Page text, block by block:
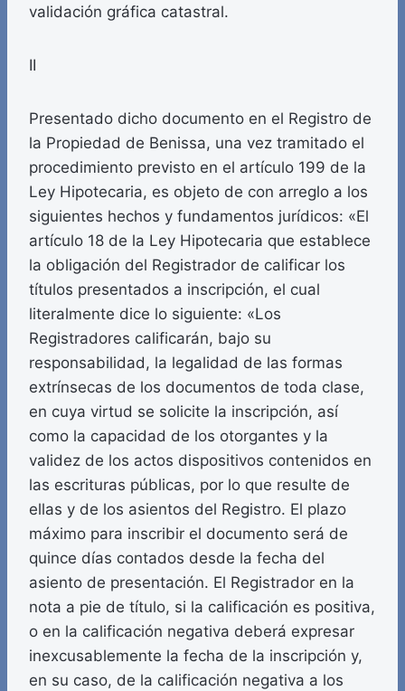
validación gráfica catastral.
II
Presentado dicho documento en el Registro de
la Propiedad de Benissa, una vez tramitado el
procedimiento previsto en el artículo 199 de la
Ley Hipotecaria, es objeto de con arreglo a los
siguientes hechos y fundamentos jurídicos: «El
artículo 18 de la Ley Hipotecaria que establece
la obligación del Registrador de calificar los
títulos presentados a inscripción, el cual
literalmente dice lo siguiente: «Los
Registradores calificarán, bajo su
responsabilidad, la legalidad de las formas
extrínsecas de los documentos de toda clase,
en cuya virtud se solicite la inscripción, así
como la capacidad de los otorgantes y la
validez de los actos dispositivos contenidos en
las escrituras públicas, por lo que resulte de
ellas y de los asientos del Registro. El plazo
máximo para inscribir el documento será de
quince días contados desde la fecha del
asiento de presentación. El Registrador en la
nota a pie de título, si la calificación es positiva,
o en la calificación negativa deberá expresar
inexcusablemente la fecha de la inscripción y,
en su caso, de la calificación negativa a los